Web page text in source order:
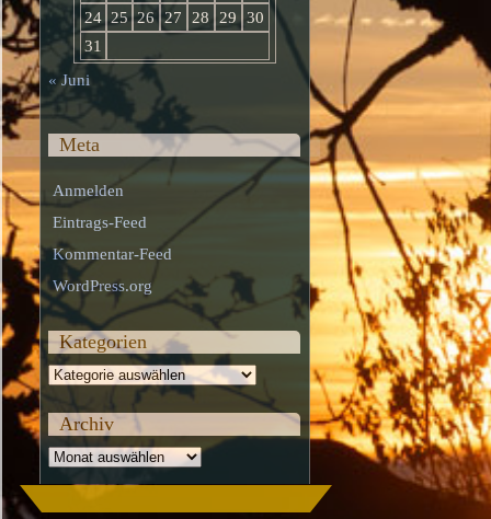
24 25 26 27 28 29
30
31
« Juni
Meta
Anmelden
Eintrags-Feed
Kommentar-Feed
WordPress.org
Kategorien
Kategorien
Archiv
Archiv